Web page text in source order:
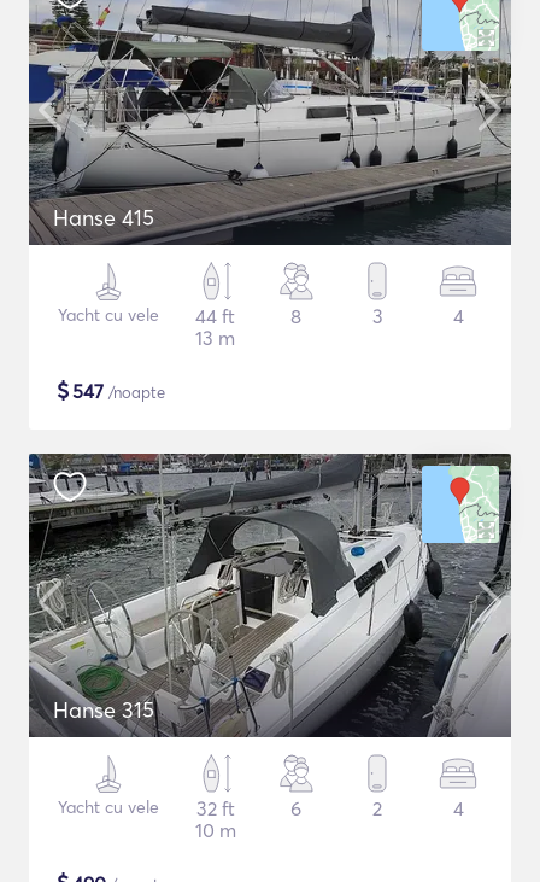
Hanse 415
Yacht cu vele
44 ft
13 m
8 3 4
$547 /noapte
Hanse 315
Yacht cu vele
32 ft
10 m
6 2 4